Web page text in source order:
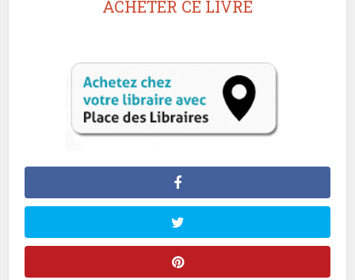
ACHETER CE LIVRE